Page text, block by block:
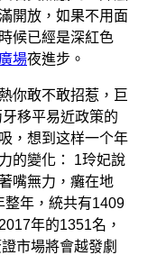
開放，如果不用面
候已經是深紅色
場夜進步。
敢不敢招惹，巨
移平易近政策的
，想到这样一个年
的變化： 1玲妃說
嘴無力，癱在地
整年，統共有1409
年的1351名，
市場將會越發劇